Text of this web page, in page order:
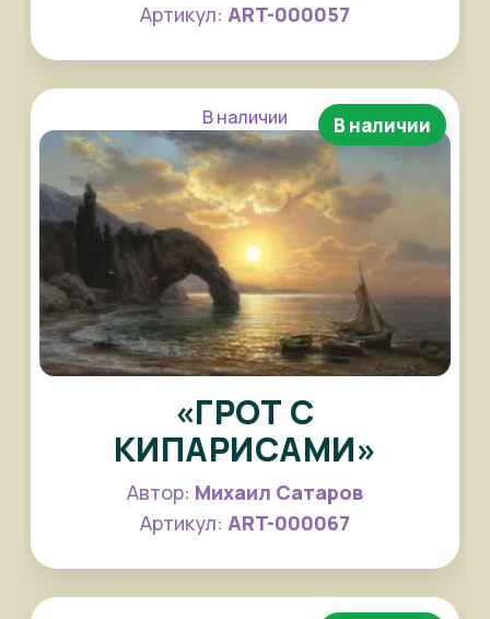
Артикул: ART-000057
В наличии
В наличии
«ГРОТ С
КИПАРИСАМИ»
Автор: Михаил Сатаров
Артикул: ART-000067